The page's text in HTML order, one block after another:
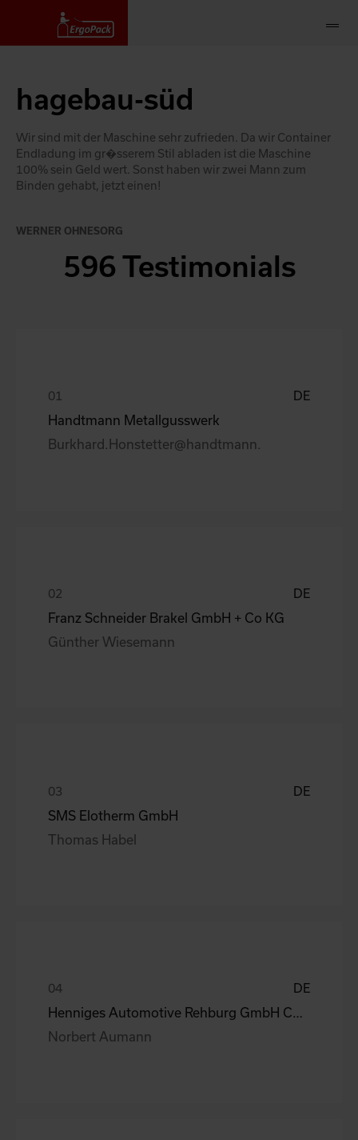
hagebau-süd
Wir sind mit der Maschine sehr zufrieden. Da wir Container
Endladung im gr�sserem Stil abladen ist die Maschine
100% sein Geld wert. Sonst haben wir zwei Mann zum
Binden gehabt, jetzt einen!
WERNER OHNESORG
596 Testimonials
DE
Handtmann Metallgusswerk
Burkhard.Honstetter@handtmann.
DE
Franz Schneider Brakel GmbH + Co KG
Günther Wiesemann
DE
SMS Elotherm GmbH
Thomas Habel
DE
Norbert Aumann